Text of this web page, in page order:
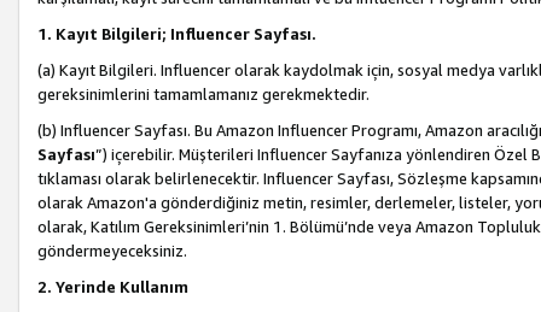
1. Kayıt Bilgileri; Influencer Sayfası.
(a) Kayıt Bilgileri. Influencer olarak kaydolmak için, sosyal medya
gereksinimlerini tamamlamanız gerekmektedir.
(b) Influencer Sayfası. Bu Amazon Influencer Programı, Amazon
Sayfası”) içerebilir. Müşterileri Influencer Sayfanıza yönlendiren Özel
tıklaması olarak belirlenecektir. Influencer Sayfası, Sözleşme
olarak Amazon'a gönderdiğiniz metin, resimler, derlemeler, listeler,
olarak, Katılım Gereksinimleri’nin 1. Bölümü’nde veya Amazon
göndermeyeceksiniz.
2. Yerinde Kullanım